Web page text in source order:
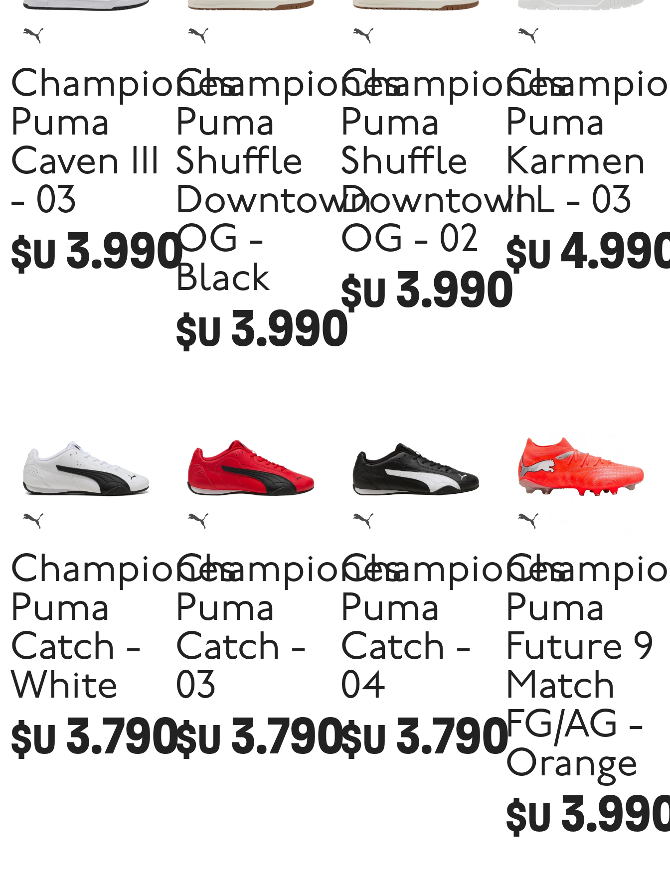
Championes
Puma
Caven III
- 03
$U 3.990
Championes
Puma
Shuffle
Downtown
OG -
Black
$U 3.990
Championes
Puma
Shuffle
Downtown
OG - 02
$U 3.990
Puma
Karmen
II L - 03
$U
Championes
Puma
Catch -
White
$U 3.790
Championes
Puma
Catch -
03
$U 3.790
Championes
Puma
Catch -
04
$U 3.790
Puma
Future 9
Match
FG/AG -
Orange
$U